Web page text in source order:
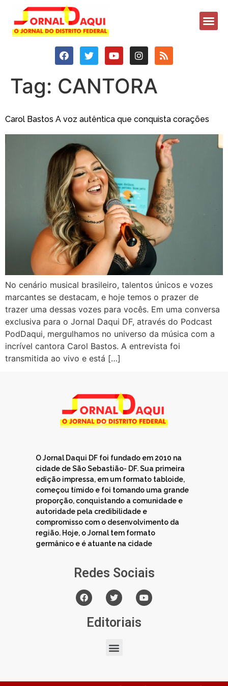
Tag: CANTORA
Carol Bastos A voz autêntica que conquista corações
No cenário musical brasileiro, talentos únicos e vozes
marcantes se destacam, e hoje temos o prazer de
trazer uma dessas vozes para vocês. Em uma conversa
exclusiva para o Jornal Daqui DF, através do Podcast
PodDaqui, mergulhamos no universo da música com a
incrível cantora Carol Bastos. A entrevista foi
transmitida ao vivo e está […]
O Jornal Daqui DF foi fundado em 2010 na
cidade de São Sebastião- DF. Sua primeira
edição impressa, em um formato tabloide,
começou tímido e foi tomando uma grande
proporção, conquistando a comunidade e
autoridade pela credibilidade e
compromisso com o desenvolvimento da
região. Hoje, o Jornal tem formato
germânico e é atuante na cidade
Redes Sociais
Editoriais